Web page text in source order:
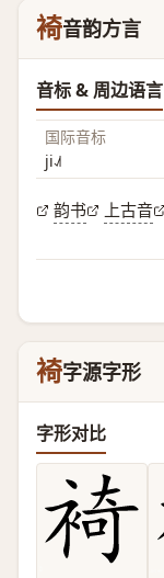
裿音韵方言
音标 & 周边语言
国际音标
ji˨˩˦
韵书 上古音
裿字源字形
字形对比